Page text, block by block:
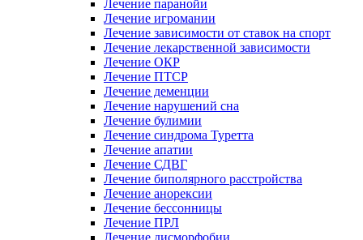
Лечение паранойи
Лечение игромании
Лечение зависимости от ставок на спорт
Лечение лекарственной зависимости
Лечение ОКР
Лечение ПТСР
Лечение деменции
Лечение нарушений сна
Лечение булимии
Лечение синдрома Туретта
Лечение апатии
Лечение СДВГ
Лечение биполярного расстройства
Лечение анорексии
Лечение бессонницы
Лечение ПРЛ
Лечение дисморфобии